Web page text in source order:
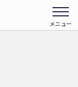
メニュー